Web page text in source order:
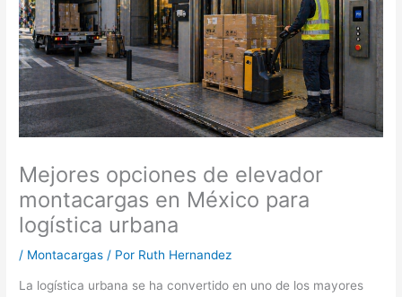
Mejores opciones de elevador
montacargas en México para
logística urbana
/ Montacargas / Por Ruth Hernandez
La logística urbana se ha convertido en uno de los mayores